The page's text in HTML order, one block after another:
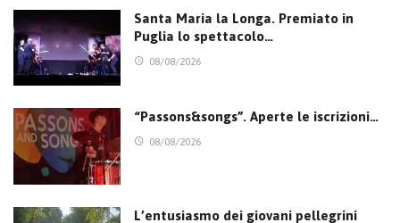
Santa Maria la Longa. Premiato in
Puglia lo spettacolo…
08/08/2026
“Passons&songs”. Aperte le iscrizioni…
08/08/2026
L’entusiasmo dei giovani pellegrini